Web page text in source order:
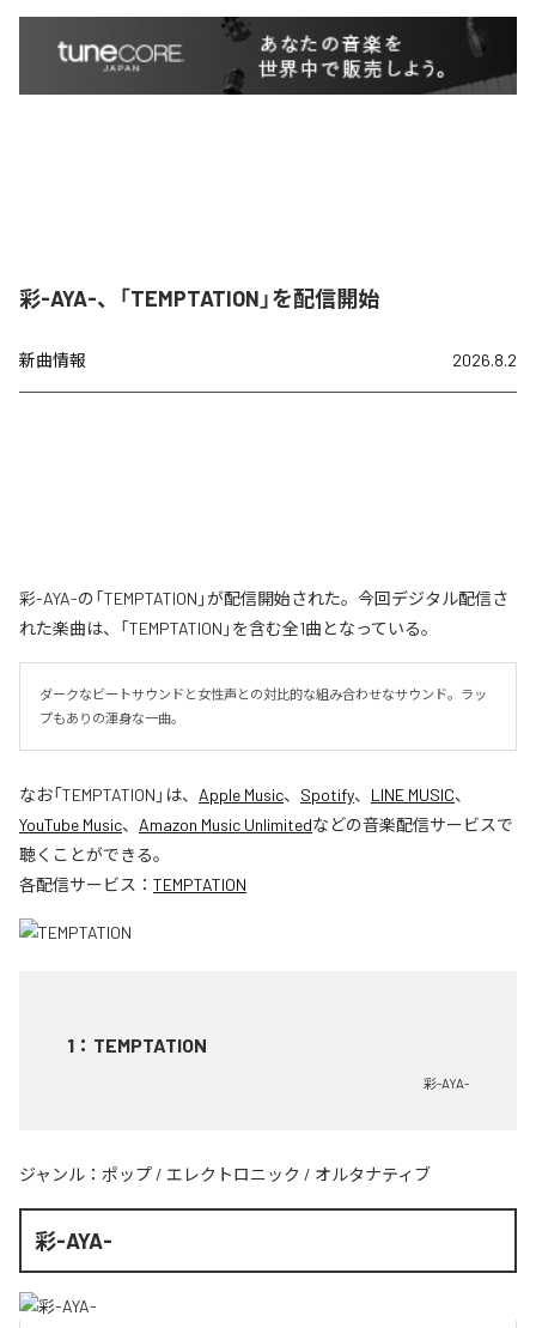
彩-AYA-、「TEMPTATION」を配信開始
新曲情報 2026.8.2
彩-AYA-の「TEMPTATION」が配信開始された。今回デジタル配信さ
れた楽曲は、「TEMPTATION」を含む全1曲となっている。
ダークなビートサウンドと女性声との対比的な組み合わせなサウンド。ラッ
プもありの渾身な一曲。
なお「TEMPTATION 」は、 Apple Music、 Spotify、 LINE MUSIC、
YouTube Music、 Amazon Music Unlimitedなどの音楽配信サービスで
聴くことができる。
各配信サービス： TEMPTATION
1 ： TEMPTATION
彩-AYA-
ジャンル： ポップ / エレクトロニック / オルタナティブ
彩-AYA-